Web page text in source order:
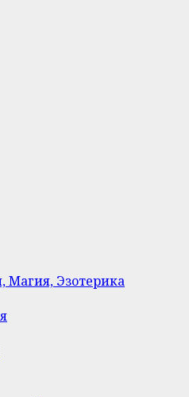
Магия, Эзотерика